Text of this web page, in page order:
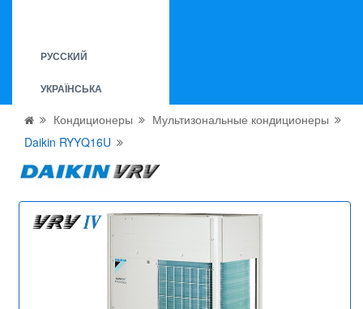
РУССКИЙ
УКРАЇНСЬКА
Кондиционеры
Мультизональные кондиционеры
Daikin RYYQ16U